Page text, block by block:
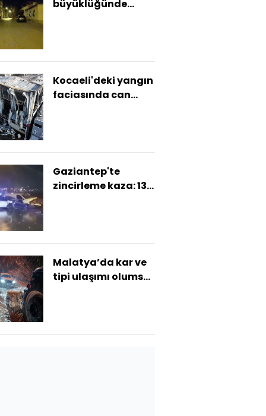
büyüklüğünde
Kocaeli'deki yangın
faciasında can
Gaziantep'te
zincirleme kaza: 13
Malatya’da kar ve
tipi ulaşımı olumsuz